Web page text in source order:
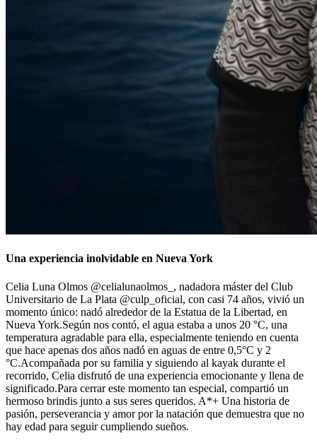
Una experiencia inolvidable en Nueva York
Celia Luna Olmos @celialunaolmos_, nadadora máster del Club
Universitario de La Plata @culp_oficial, con casi 74 años, vivió un
momento único: nadó alrededor de la Estatua de la Libertad, en
Nueva York.Según nos contó, el agua estaba a unos 20 °C, una
temperatura agradable para ella, especialmente teniendo en cuenta
que hace apenas dos años nadó en aguas de entre 0,5°С y 2
°C.Acompañada por su familia y siguiendo al kayak durante el
recorrido, Celia disfrutó de una experiencia emocionante y llena de
significado.Para cerrar este momento tan especial, compartió un
hermoso brindis junto a sus seres queridos. A*+ Una historia de
pasión, perseverancia y amor por la natación que demuestra que no
hay edad para seguir cumpliendo sueños.